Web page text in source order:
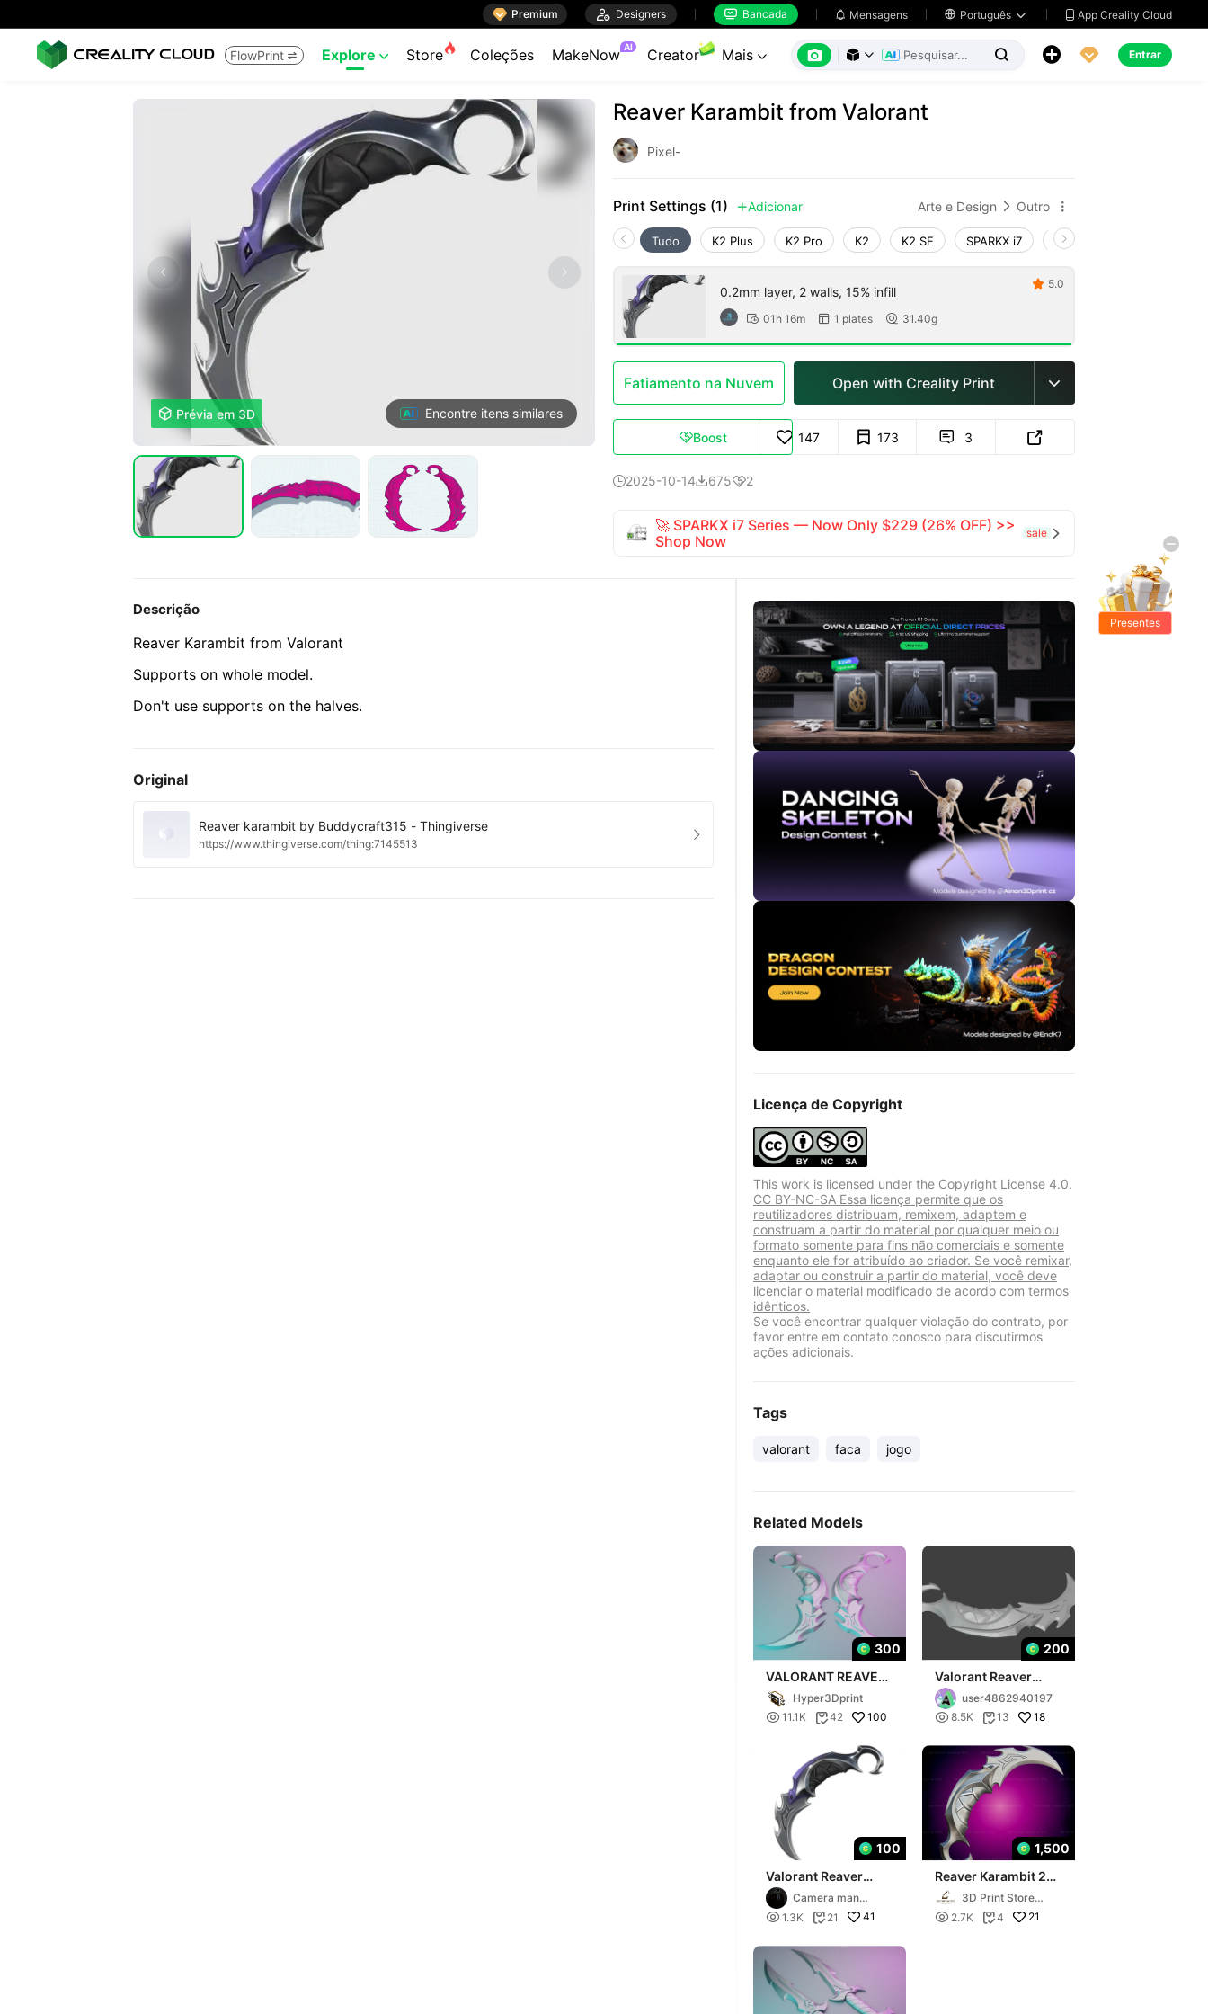
 Premium  Designers  Bancada  Mensagens  Português   App Creality Cloud
FlowPrint  Explore  Store Coleções MakeNow AI Creator Mais        Entrar
 Prévia em 3D Encontre itens similares
Reaver Karambit from Valorant
Pixel-
Print Settings (1) Adicionar Arte e Design  Outro 
Tudo K2 Plus K2 Pro K2 K2 SE SPARKX i7 Creality Hi
0.2mm layer, 2 walls, 15% infill
 01h 16m  1 plates  31.40g
 5.0
Fatiamento na Nuvem Open with Creality Print 
Boost 147 173  3 
2025-10-146752
🚀 SPARKX i7 Series — Now Only $229 (26% OFF) >>
Shop Now
sale 
Descrição
Reaver Karambit from Valorant
Supports on whole model.
Don't use supports on the halves.
Original
Reaver karambit by Buddycraft315 - Thingiverse
https://www.thingiverse.com/thing:7145513
Licença de Copyright
This work is licensed under the Copyright License 4.0.
CC BY-NC-SA Essa licença permite que os
reutilizadores distribuam, remixem, adaptem e
construam a partir do material por qualquer meio ou
formato somente para fins não comerciais e somente
enquanto ele for atribuído ao criador. Se você remixar,
adaptar ou construir a partir do material, você deve
licenciar o material modificado de acordo com termos
idênticos.
Se você encontrar qualquer violação do contrato, por
favor entre em contato conosco para discutirmos
ações adicionais.
Tags
valorant faca jogo
Related Models
300
VALORANT REAVER
KARAMBIT
Hyper3Dprint
 11.1K 42 100
200
Valorant Reaver
Karambituser4862940197
 8.5K 13 18
100
Valorant Reaver
KarambitCamera man
232011
 1.3K  21 41
1,500
Reaver Karambit 20
Cosplay Valorant -
STL File3D Print Store
STL
 2.7K 4 21
Presentes